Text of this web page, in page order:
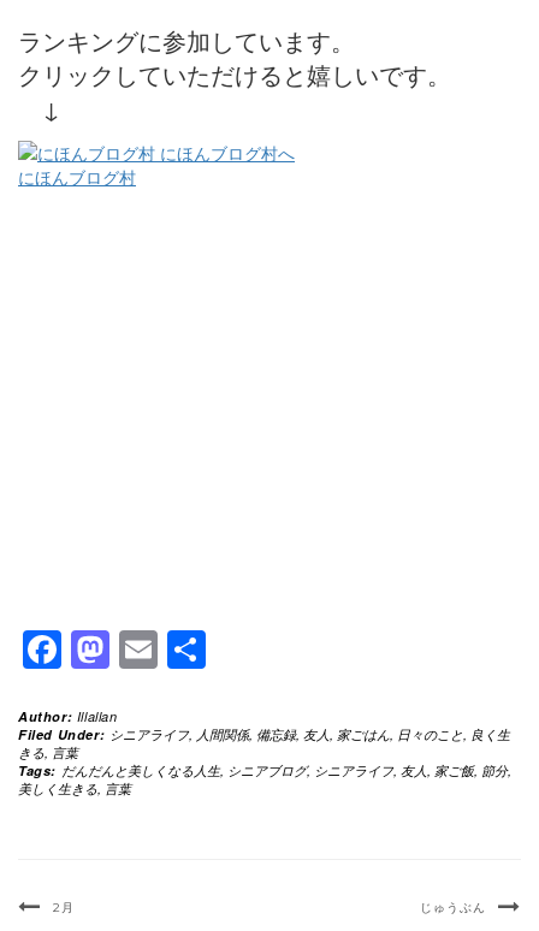
ランキングに参加しています。
クリックしていただけると嬉しいです。
↓
にほんブログ村
Facebook
Mastodon
Email
Author: Illallan
Filed Under: シニアライフ, 人間関係, 備忘録, 友人, 家ごはん, 日々のこと, 良く生
きる, 言葉
Tags: だんだんと美しくなる人生, シニアブログ, シニアライフ, 友人, 家ご飯, 節分,
美しく生きる, 言葉
2月 じゅうぶん